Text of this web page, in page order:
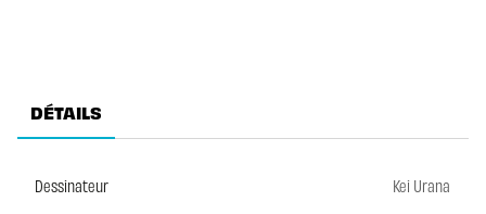
DÉTAILS
Dessinateur
Kei Urana